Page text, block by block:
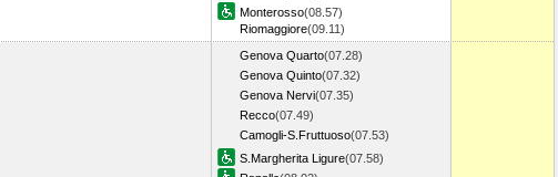
Monterosso(08.57)
Riomaggiore(09.11)
Genova Quarto(07.28)
Genova Quinto(07.32)
Genova Nervi(07.35)
Recco(07.49)
Camogli-S.Fruttuoso(07.53)
S.Margherita Ligure(07.58)